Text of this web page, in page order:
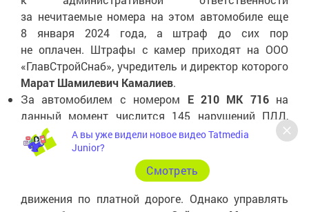
за нечитаемые номера на этом автомобиле еще
8 января 2024 года, а штраф до сих пор
не оплачен. Штрафы с камер приходят на ООО
«ГлавСтройСнаб», учредитель и директор которого
Марат Шамилевич Камалиев.
За автомобилем с номером Е 210 МК 716на
данный момент числится 145 нарушений ПДД,
18 штрафов не оплачены. По данным авторов ТГ-
канала, вероятным собственником его является
Миляуша Сайдашевна Галиева. Именно на ее имя
выписано последнее постановление по неуплате
движения по платной дороге. Однако управлять
А вы уже видели новое видео Tatmedia
Junior?
Cмотреть